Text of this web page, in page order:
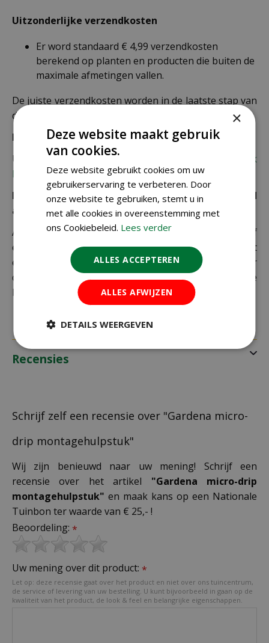
Uitzonderlijke verzendkosten
Er word standaard € 4,99 verzendkosten
berekend op planten en producten die buiten de
maximale afmetingen vallen.
De juiste verzendkosten worden in de laatste stap van
de winkelwagen berekend.
Bezorgkosten overige landen:
Uiteraard verzenden wij ook buiten Nederland,
bekijk
hier de verzendkosten.
Let op: extra kosten bij niet ophalen of verkeerd
adres
Als je je pakket niet ophaalt bij een PostNL-punt of
een verkeerd afleveradres invult, zijn wij genoodzaakt
extra kosten in rekening te brengen. Controleer
daarom altijd goed je adresgegevens voordat je je
bestelling plaatst.
Recensies
Schrijf zelf een recensie over "Gardena micro-
drip montagehulpstuk"
Wij zijn benieuwd naar uw mening! Schrijf een
recensie over het artikel "Gardena micro-drip
montagehulpstuk" en maak kans op een Nationale
Tuinbon ter waarde van € 25,- !
Beoordeling: *
Uw mening over dit product: *
Let op: deze recensie gaat over het product en niet over ons tuincentrum,
de service of levering van uw bestelling. U kunt bijvoorbeeld in gaan op de
kwaliteit van het product, de look & feel en belangrijke eigenschappen.
×
Deze website maakt gebruik
van cookies.
Deze website gebruikt cookies om uw
gebruikerservaring te verbeteren. Door
onze website te gebruiken, stemt u in
met alle cookies in overeenstemming met
ons Cookiebeleid. Lees verder
ALLES ACCEPTEREN
ALLES AFWIJZEN
DETAILS WEERGEVEN